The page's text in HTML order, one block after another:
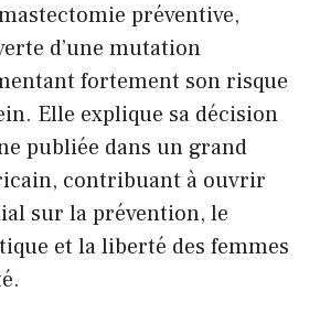
préventive,
d’une mutation
fortement son risque
Elle explique sa décision
publiée dans un grand
contribuant à ouvrir
sur la prévention, le
et la liberté des femmes